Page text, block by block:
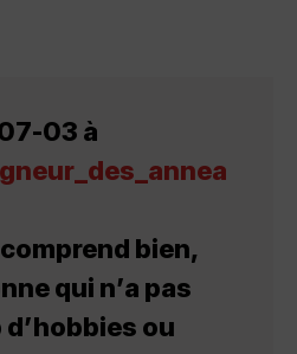
03 à
bien,
qui n’a pas
ou